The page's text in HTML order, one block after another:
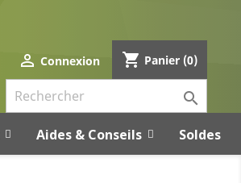
 Connexion shopping_cart Panier (0)

Aides & Conseils Soldes